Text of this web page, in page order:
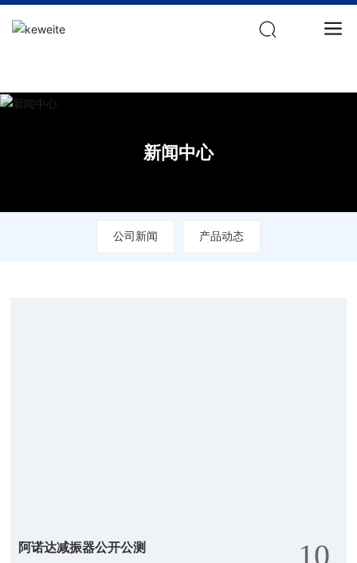
星空体育(中国)官方网站
新闻中心
公司新闻 产品动态
阿诺达减振器公开公测
10